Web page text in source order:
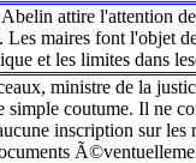
Abelin attire l'attention
maires font l'objet
et les limites dans
ministre de la
simple coutume. Il ne
inscription sur